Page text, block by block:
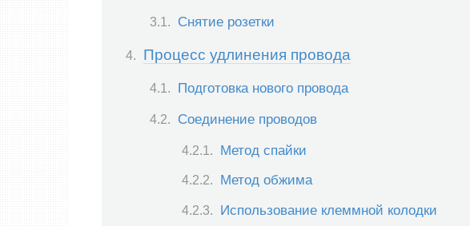
Снятие розетки
Процесс удлинения провода
Подготовка нового провода
Соединение проводов
Метод спайки
Метод обжима
Использование клеммной колодки